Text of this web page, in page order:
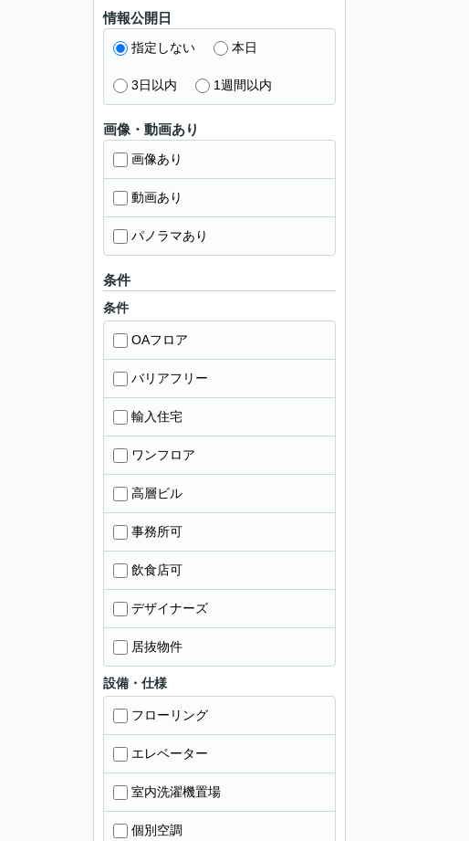
情報公開日
指定しない 本日
3日以内 1週間以内
画像・動画あり
画像あり
動画あり
パノラマあり
条件
条件
OAフロア
バリアフリー
輸入住宅
ワンフロア
高層ビル
事務所可
飲食店可
デザイナーズ
居抜物件
設備・仕様
フローリング
エレベーター
室内洗濯機置場
個別空調